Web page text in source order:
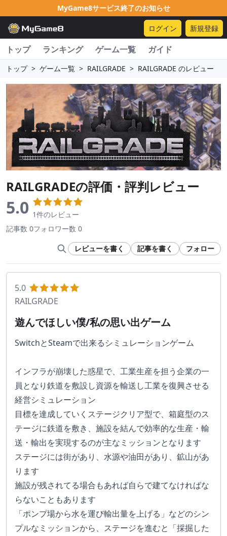
MyGame8サービス終了のお知らせ
ログイン 新規登録
トップ ランキング ゲーム一覧 ガイド
トップ > ゲーム一覧 > RAILGRADE > RAILGRADE のレビュー
RAILGRADEの評価・評判レビュー
5.0 1件のレビュー
記事数 0フォロワー数 0
レビューを書く 記事を書く フォロー
5.0
RAILGRADE
遊んでほしい僕/私の思い出ゲーム
SwitchとSteamで出来るシミュレーションゲーム
インフラが崩壊した惑星で、工業生産を担う企業の一
員となり鉄道を敷設し資源を輸送し工業を復興させる
経営シミュレーション
目標を達成していくステージクリア型で、箱庭型のス
テージに鉄道を敷き、施設を結んで効率的な生産・輸
送・輸出を実現するのが主なミッションとなります
ステージには街があり、水源や油田があり、鉱山があ
ります
施設が残されてる場合もあれば自らで建てなければな
らないこともあります
「ポンプ場から水を運び輸出量を上げる」などのシン
プルなミッションから、ステージを進むと「採掘した